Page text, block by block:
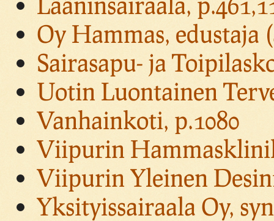
Oy Hammas, edustaja
Sairasapu- ja
Uotin Luontainen
Vanhainkoti, p.1080
Viipurin
Viipurin Yleinen
Yksityissairaala Oy,